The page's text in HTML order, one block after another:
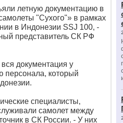
летную документацию в
"Сухого"» в рамках
в Индонезии SSJ 100, -
представитель СК РФ
вся документация у
персонала, который
специалисты,
самолет между
в СК России. - У них